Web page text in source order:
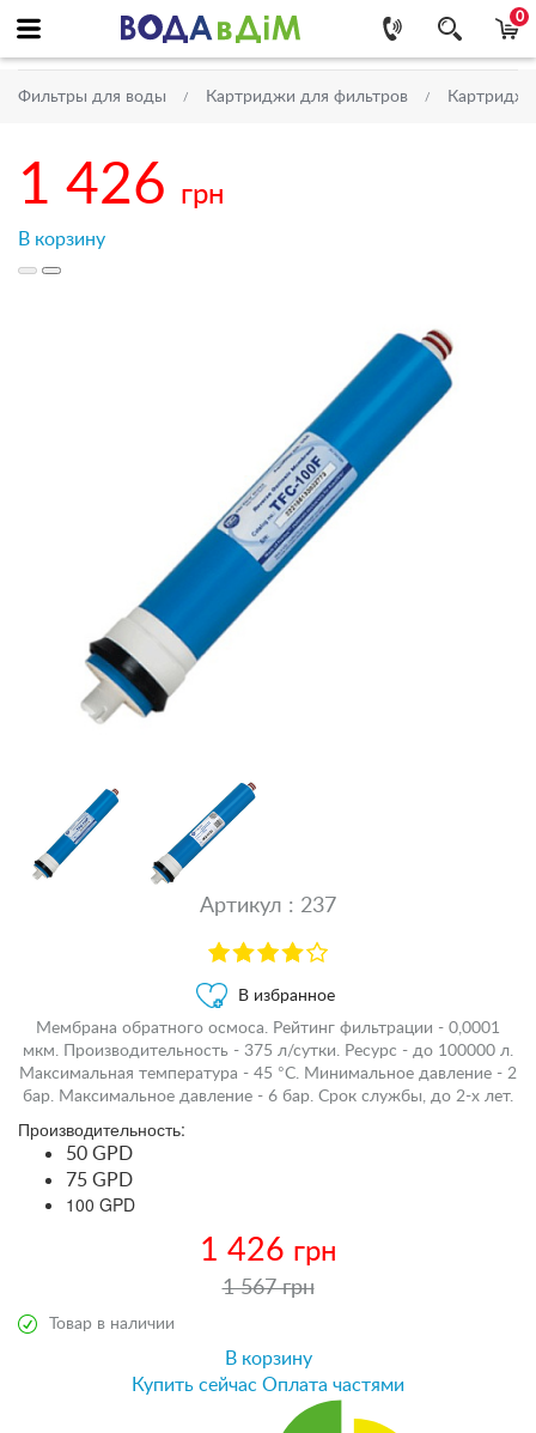
0
Фильтры для воды Картриджи для фильтров
1 426 грн
В корзину
Артикул : 237
В избранное
Мембрана обратного осмоса. Рейтинг фильтрации - 0,0001
мкм. Производительность - 375 л/сутки. Ресурс - до 100000 л.
Максимальная температура - 45 °С. Минимальное давление - 2
бар. Максимальное давление - 6 бар. Срок службы, до 2-х лет.
Производительность:
50 GPD
75 GPD
100 GPD
1 426 грн
1 567 грн
Товар в наличии
В корзину
Купить сейчас Оплата частями